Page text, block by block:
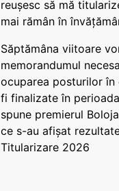
reușesc să mă
mai rămân în
Săptămâna viitoare
memorandumul
ocuparea posturilor în
fi finalizate în
spune premierul
ce s-au afișat
Titularizare 2026